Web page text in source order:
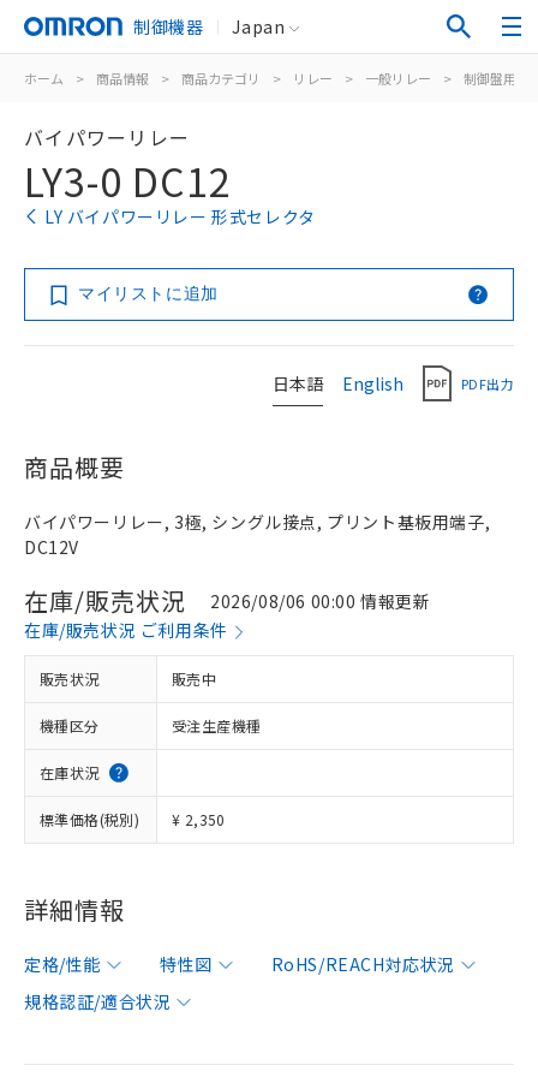
制御機器 Japan
ホーム > 商品情報 > 商品カテゴリ > リレー > 一般リレー > 制御盤用
バイパワーリレー
LY3-0 DC12
LY バイパワーリレー 形式セレクタ
マイリストに追加
日本語 English PDF出力
商品概要
バイパワーリレー, 3極, シングル接点, プリント基板用端子,
DC12V
在庫/販売状況
2026/08/06 00:00 情報更新
在庫/販売状況 ご利用条件
販売状況 販売中
機種区分 受注生産機種
在庫状況
標準価格(税別) ¥ 2,350
詳細情報
定格/性能 特性図
RoHS/REACH対応状況
規格認証/適合状況